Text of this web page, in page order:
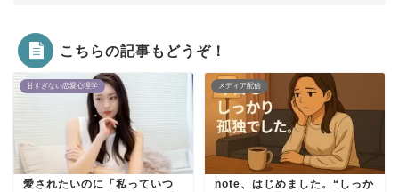
こちらの記事もどうぞ！
甘すぎない恋愛心理学
愛されたいのに「私っていつ
メディア配信
note、はじめました。“しっか